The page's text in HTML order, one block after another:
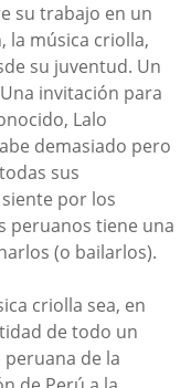
su trabajo en un
la música criolla,
su juventud. Un
invitación para
Lalo
demasiado pero
sus
por los
peruanos tiene una
(o bailarlos).
criolla sea, en
de todo un
de la